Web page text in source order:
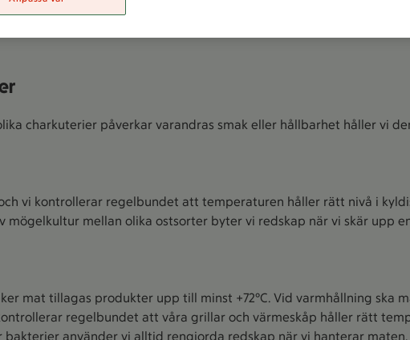
rätt temperatur när det levereras till butiken returnerar vi
kontrollerar och dokumenterar vi regelbundet att våra lager och
charkuterier påverkar varandras smak eller hållbarhet håller vi
vi kontrollerar regelbundet att temperaturen håller rätt nivå i
mögelkultur mellan olika ostsorter byter vi redskap när vi skär upp
mat tillagas produkter upp till minst +72°C. Vid varmhållning ska
regelbundet att våra grillar och värmeskåp håller rätt
bakterier använder vi alltid rengjorda redskap när vi hanterar